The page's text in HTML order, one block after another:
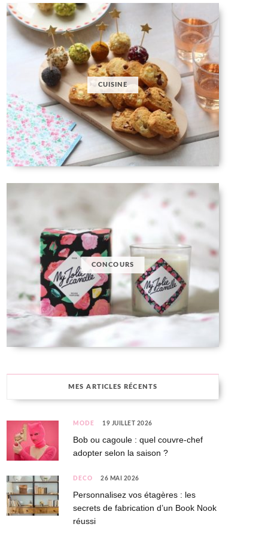
CUISINE
CONCOURS
MES ARTICLES RÉCENTS
MODE 19 JUILLET 2026
Bob ou cagoule : quel couvre-chef
adopter selon la saison ?
DÉCO 26 MAI 2026
Personnalisez vos étagères : les
secrets de fabrication d’un Book Nook
réussi